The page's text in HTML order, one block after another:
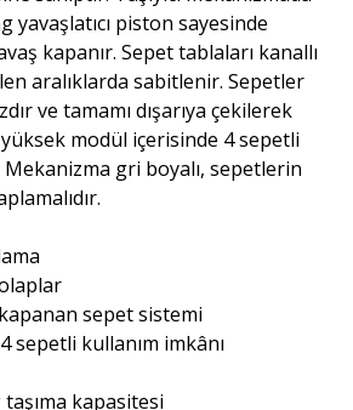
yavaşlatıcı piston sayesinde
kapanır. Sepet tablaları kanallı
aralıklarda sabitlenir. Sepetler
ve tamamı dışarıya çekilerek
yüksek modül içerisinde 4 sepetli
gri boyalı, sepetlerin
sepet sistemi
sepetli kullanım imkânı
kapasitesi